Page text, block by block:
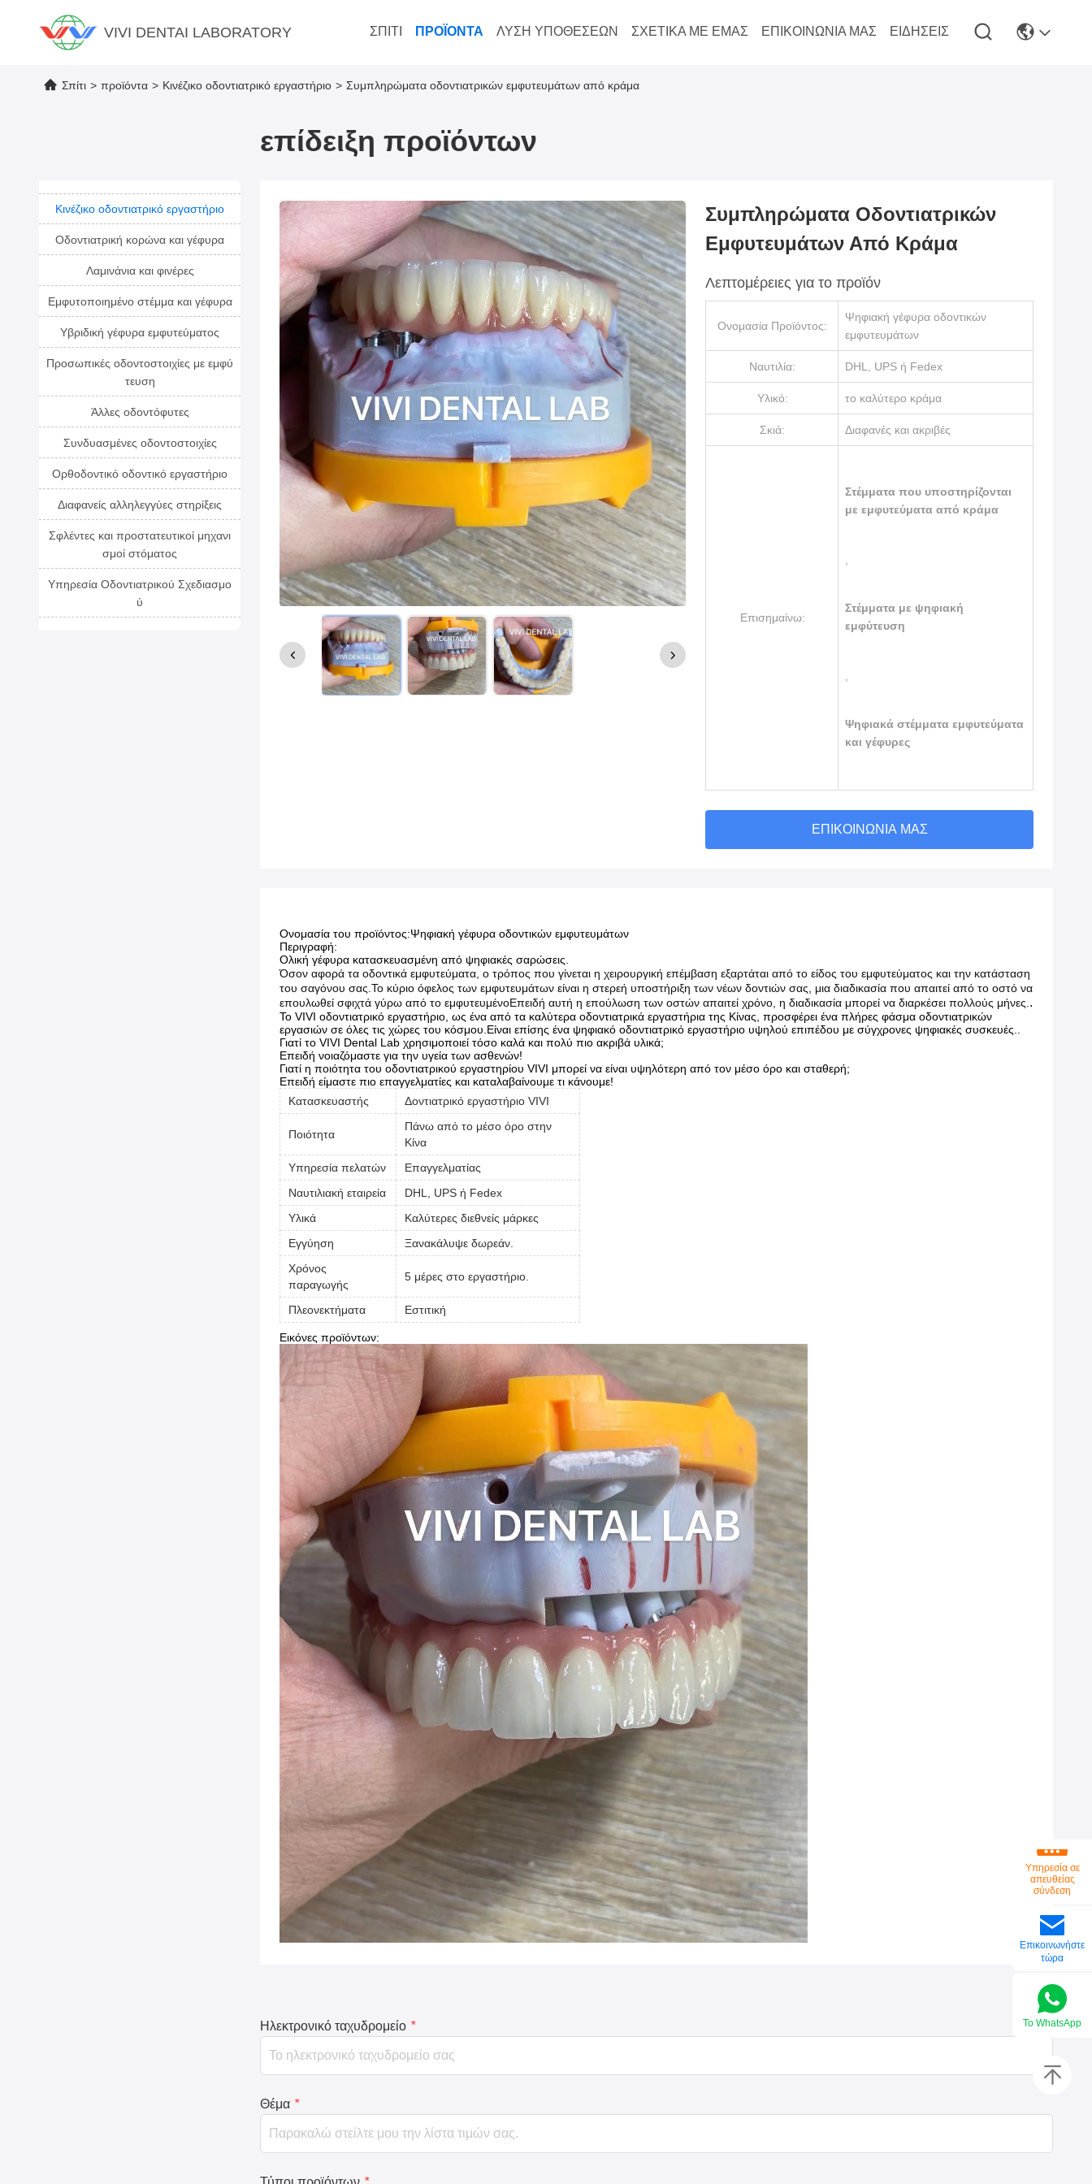
VIVI DENTAI LABORATORY ΣΠΊΤΙ ΠΡΟΪΌΝΤΑ ΛΎΣΗ ΥΠΟΘΈΣΕΩΝ ΣΧΕΤΙΚΆ ΜΕ ΕΜΆΣ ΕΠΙΚΟΙΝΩΝΊΑ ΜΑΣ ΕΙΔΉΣΕΙΣ
Σπίτι > προϊόντα > Κινέζικο οδοντιατρικό εργαστήριο > Συμπληρώματα οδοντιατρικών εμφυτευμάτων από κράμα
επίδειξη προϊόντων
Κινέζικο οδοντιατρικό εργαστήριο
Οδοντιατρική κορώνα και γέφυρα
Λαμινάνια και φινέρες
Εμφυτοποιημένο στέμμα και γέφυρα
Υβριδική γέφυρα εμφυτεύματος
Προσωπικές οδοντοστοιχίες με εμφύ
τευση
Άλλες οδοντόφυτες
Συνδυασμένες οδοντοστοιχίες
Ορθοδοντικό οδοντικό εργαστήριο
Διαφανείς αλληλεγγύες στηρίξεις
Σφλέντες και προστατευτικοί μηχανι
σμοί στόματος
Υπηρεσία Οδοντιατρικού Σχεδιασμο
ύ
Συμπληρώματα Οδοντιατρικών
Εμφυτευμάτων Από Κράμα
Λεπτομέρειες για το προϊόν
Ονομασία Προϊόντος:
Ψηφιακή γέφυρα οδοντικών
εμφυτευμάτων
Ναυτιλία: DHL, UPS ή Fedex
Υλικό: το καλύτερο κράμα
Σκιά: Διαφανές και ακριβές
Επισημαίνω:
Στέμματα που υποστηρίζονται
με εμφυτεύματα από κράμα
Στέμματα με ψηφιακή
εμφύτευση
Ψηφιακά στέμματα εμφυτεύματα
και γέφυρες
ΕΠΙΚΟΙΝΩΝΊΑ ΜΑΣ
Ονομασία του προϊόντος:Ψηφιακή γέφυρα οδοντικών εμφυτευμάτων
Περιγραφή:
Ολική γέφυρα κατασκευασμένη από ψηφιακές σαρώσεις.
Όσον αφορά τα οδοντικά εμφυτεύματα, ο τρόπος που γίνεται η χειρουργική επέμβαση εξαρτάται από το είδος του εμφυτεύματος και την κατάσταση
του σαγόνου σας.Το κύριο όφελος των εμφυτευμάτων είναι η στερεή υποστήριξη των νέων δοντιών σας, μια διαδικασία που απαιτεί από το οστό να
επουλωθεί σφιχτά γύρω από το εμφυτευμένοΕπειδή αυτή η επούλωση των οστών απαιτεί χρόνο, η διαδικασία μπορεί να διαρκέσει πολλούς μήνες. .
Το VIVI οδοντιατρικό εργαστήριο, ως ένα από τα καλύτερα οδοντιατρικά εργαστήρια της Κίνας, προσφέρει ένα πλήρες φάσμα οδοντιατρικών
εργασιών σε όλες τις χώρες του κόσμου.Είναι επίσης ένα ψηφιακό οδοντιατρικό εργαστήριο υψηλού επιπέδου με σύγχρονες ψηφιακές συσκευές..
Γιατί το VIVI Dental Lab χρησιμοποιεί τόσο καλά και πολύ πιο ακριβά υλικά;
Επειδή νοιαζόμαστε για την υγεία των ασθενών!
Γιατί η ποιότητα του οδοντιατρικού εργαστηρίου VIVI μπορεί να είναι υψηλότερη από τον μέσο όρο και σταθερή;
Επειδή είμαστε πιο επαγγελματίες και καταλαβαίνουμε τι κάνουμε!
Κατασκευαστής
Δοντιατρικό εργαστήριο VIVI
Ποιότητα
Πάνω από το μέσο όρο στην
Κίνα
Υπηρεσία πελατών
Επαγγελματίας
Ναυτιλιακή εταιρεία
DHL, UPS ή Fedex
Υλικά
Καλύτερες διεθνείς μάρκες
Εγγύηση
Ξανακάλυψε δωρεάν.
Χρόνος
παραγωγής
5 μέρες στο εργαστήριο.
Πλεονεκτήματα Εστιτική
Εικόνες προϊόντων:
Ηλεκτρονικό ταχυδρομείο *
Θέμα *
Υπηρεσία σε
απευθείας
σύνδεση
Επικοινωνήστε
τώρα
Το WhatsApp